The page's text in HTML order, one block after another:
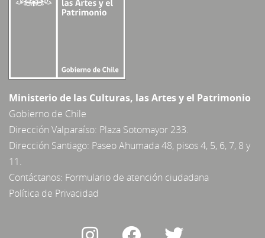
Mi Repositorio
Ministerio de las Culturas, las Artes y el Patrimonio
Gobierno de Chile
Dirección Valparaíso: Plaza Sotomayor 233.
Dirección Santiago: Paseo Ahumada 48, pisos 4, 5, 6, 7, 8 y
11.
Contáctanos: Formulario de atención ciudadana
Política de Privacidad